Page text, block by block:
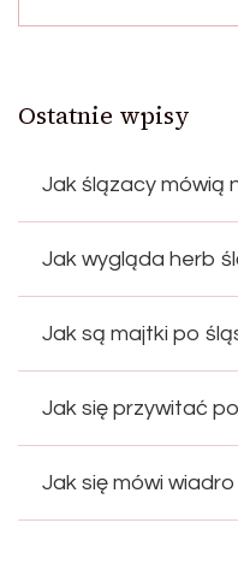
Ostatnie wpisy
Jak ślązacy mówią
Jak wygląda herb
Jak są majtki po
Jak się przywitać
Jak się mówi